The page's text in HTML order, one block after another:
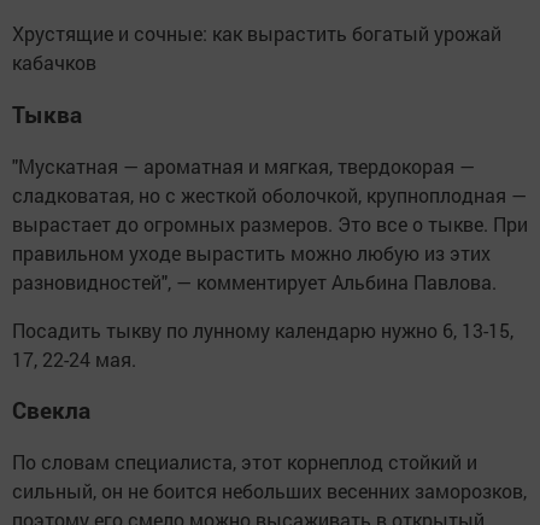
Хрустящие и сочные: как вырастить богатый урожай
кабачков
Тыква
"Мускатная — ароматная и мягкая, твердокорая —
сладковатая, но с жесткой оболочкой, крупноплодная —
вырастает до огромных размеров. Это все о тыкве. При
правильном уходе вырастить можно любую из этих
разновидностей", — комментирует Альбина Павлова.
Посадить тыкву по лунному календарю нужно 6, 13-15,
17, 22-24 мая.
Свекла
По словам специалиста, этот корнеплод стойкий и
сильный, он не боится небольших весенних заморозков,
поэтому его смело можно высаживать в открытый